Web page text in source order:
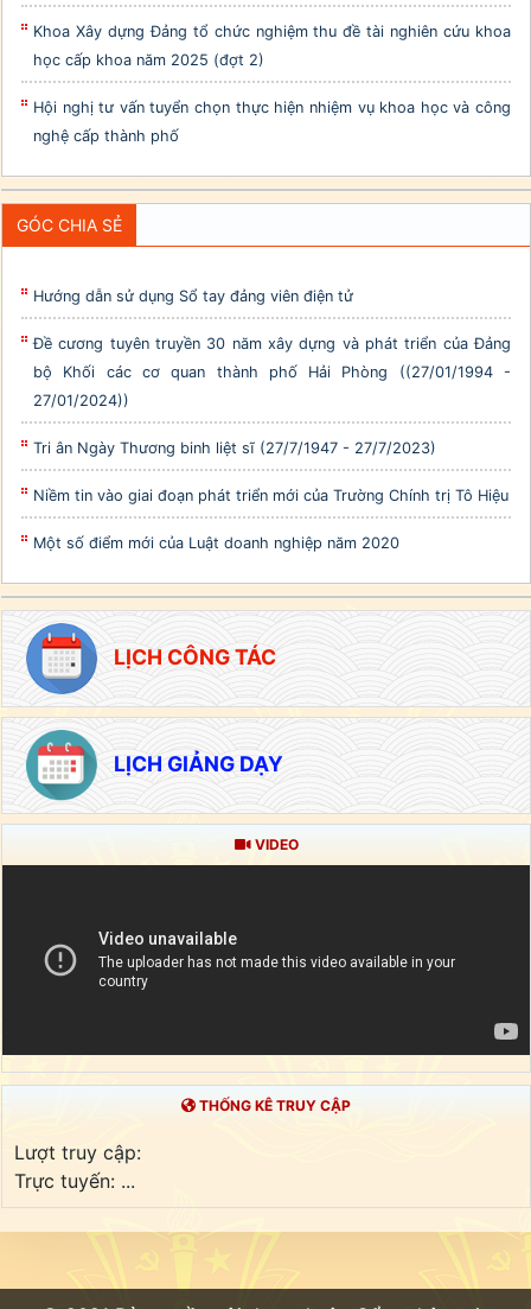
Khoa Xây dựng Đảng tổ chức nghiệm thu đề tài nghiên cứu khoa
học cấp khoa năm 2025 (đợt 2)
Hội nghị tư vấn tuyển chọn thực hiện nhiệm vụ khoa học và công
nghệ cấp thành phố
GÓC CHIA SẺ
Hướng dẫn sử dụng Sổ tay đảng viên điện tử
Đề cương tuyên truyền 30 năm xây dựng và phát triển của Đảng
bộ Khối các cơ quan thành phố Hải Phòng ((27/01/1994 -
27/01/2024))
Tri ân Ngày Thương binh liệt sĩ (27/7/1947 - 27/7/2023)
Niềm tin vào giai đoạn phát triển mới của Trường Chính trị Tô Hiệu
Một số điểm mới của Luật doanh nghiệp năm 2020
LỊCH CÔNG TÁC
LỊCH GIẢNG DẠY
VIDEO
THỐNG KÊ TRUY CẬP
Lượt truy cập:
Trực tuyến: ...